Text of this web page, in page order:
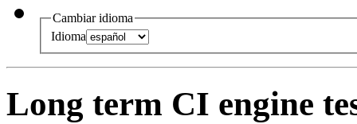
Cambiar idioma
Idioma
Long term CI engine